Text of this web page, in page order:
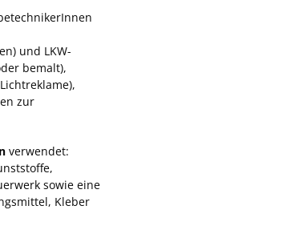
und LKW-
bemalt),
zur
verwendet:
sowie eine
Kleber